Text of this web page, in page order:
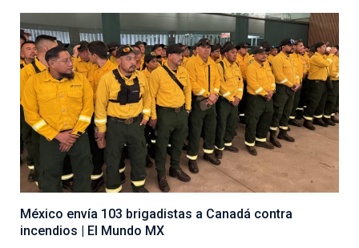
México envía 103 brigadistas a Canadá contra
incendios | El Mundo MX